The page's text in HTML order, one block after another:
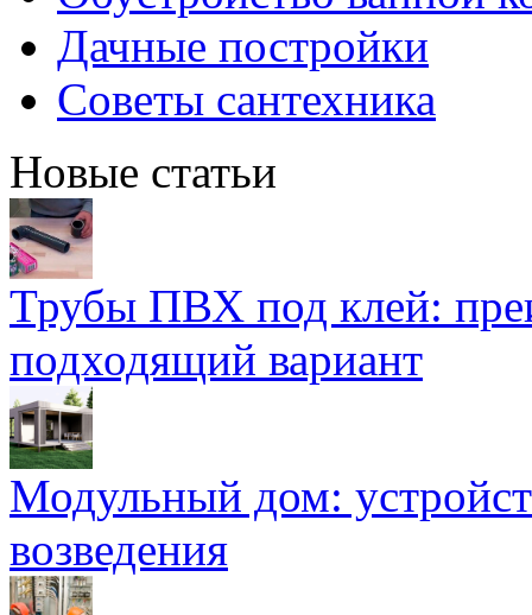
Дачные постройки
Советы сантехника
Новые статьи
Трубы ПВХ под клей:
подходящий вариант
Модульный дом:
возведения